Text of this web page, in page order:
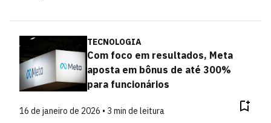
TECNOLOGIA
Com foco em resultados, Meta
aposta em bônus de até 300%
para funcionários
16 de janeiro de 2026 • 3 min de leitura